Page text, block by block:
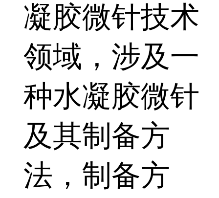
凝胶微针技术
领域，涉及一
种水凝胶微针
及其制备方
法，制备方